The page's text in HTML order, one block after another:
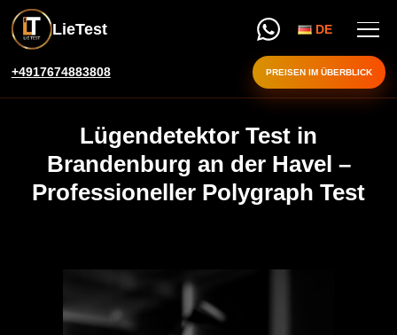
LieTest DE
+4917674883808 PREISEN IM ÜBERBLICK
Lügendetektor Test in
Brandenburg an der Havel –
Professioneller Polygraph Test